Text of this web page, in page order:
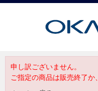
申し訳ございません。
ご指定の商品は販売終了か